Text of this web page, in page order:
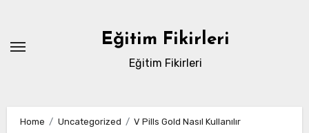
content
Eğitim Fikirleri
Eğitim Fikirleri
Home Uncategorized V Pills Gold Nasıl Kullanılır